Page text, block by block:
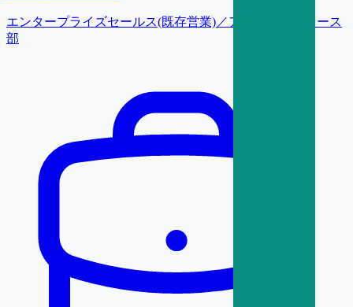
エンタープライズセールス(既存営業)／アカウントグロース
部